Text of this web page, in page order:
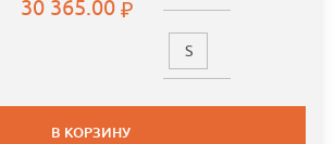
30 365.00
S
В КОРЗИНУ